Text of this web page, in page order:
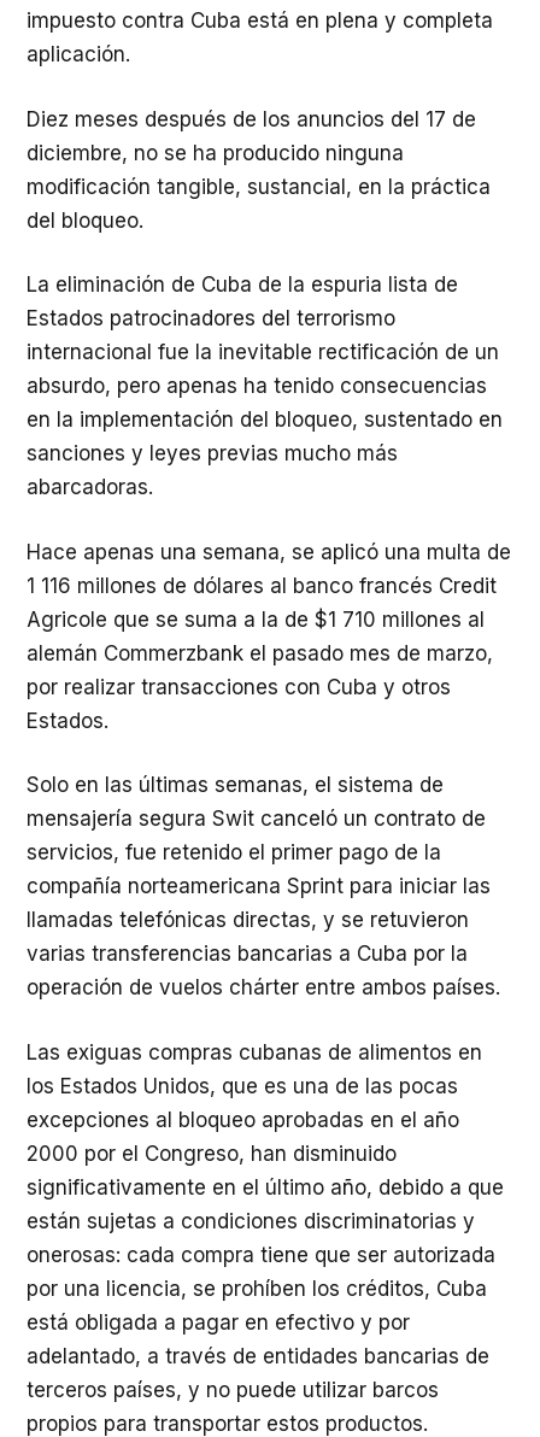
impuesto contra Cuba está en plena y completa
aplicación.
Diez meses después de los anuncios del 17 de
diciembre, no se ha producido ninguna
modificación tangible, sustancial, en la práctica
del bloqueo.
La eliminación de Cuba de la espuria lista de
Estados patrocinadores del terrorismo
internacional fue la inevitable rectificación de un
absurdo, pero apenas ha tenido consecuencias
en la implementación del bloqueo, sustentado en
sanciones y leyes previas mucho más
abarcadoras.
Hace apenas una semana, se aplicó una multa de
1 116 millones de dólares al banco francés Credit
Agricole que se suma a la de $1 710 millones al
alemán Commerzbank el pasado mes de marzo,
por realizar transacciones con Cuba y otros
Estados.
Solo en las últimas semanas, el sistema de
mensajería segura Swit canceló un contrato de
servicios, fue retenido el primer pago de la
compañía norteamericana Sprint para iniciar las
llamadas telefónicas directas, y se retuvieron
varias transferencias bancarias a Cuba por la
operación de vuelos chárter entre ambos países.
Las exiguas compras cubanas de alimentos en
los Estados Unidos, que es una de las pocas
excepciones al bloqueo aprobadas en el año
2000 por el Congreso, han disminuido
significativamente en el último año, debido a que
están sujetas a condiciones discriminatorias y
onerosas: cada compra tiene que ser autorizada
por una licencia, se prohíben los créditos, Cuba
está obligada a pagar en efectivo y por
adelantado, a través de entidades bancarias de
terceros países, y no puede utilizar barcos
propios para transportar estos productos.